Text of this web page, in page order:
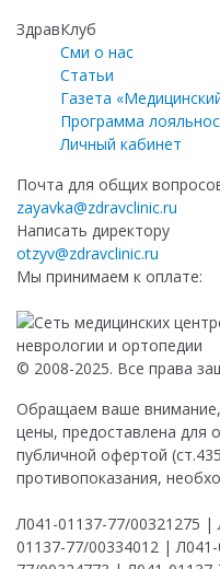
ЗдравКлуб
Сми о нас
Статьи
Газета
Программа
Личный кабинет
Почта для общих
zayavka@zdravclinic.ru
Написать директору
otzyv@zdravclinic.ru
Мы принимаем к оплате:
© 2008-2025. Все права
Обращаем ваше
цены, предоставлена для
публичной офертой
противопоказания,
Л041-01137-77/00321275
01137-77/00334012 |